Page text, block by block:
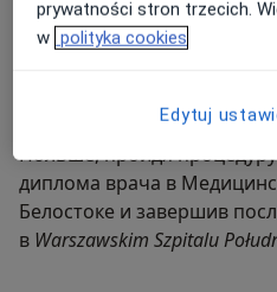
медицинских наук,
В 2023 году я
Польше, пройдя
диплома врача в
Белостоке и завершив
в Warszawskim Szpitalu
prywatności stron trzecich.
w polityka cookies
Edytuj